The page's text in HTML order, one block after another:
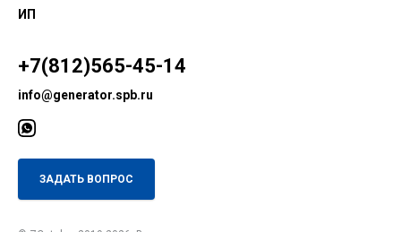
ИП
+7(812)565-45-14
info@generator.spb.ru
ЗАДАТЬ ВОПРОС